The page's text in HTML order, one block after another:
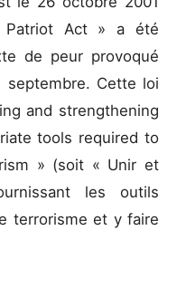
Act » a été
de peur provoqué
Cette loi
and strengthening
tools required to
» (soit « Unir et
les outils
terrorisme et y faire